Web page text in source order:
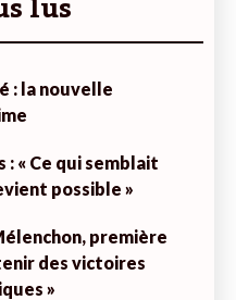
: la nouvelle
« Ce qui semblait
possible »
première
des victoires
»